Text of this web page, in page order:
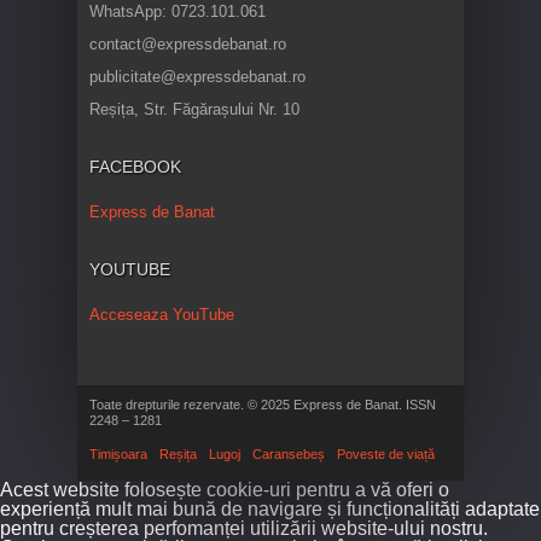
WhatsApp: 0723.101.061
contact@expressdebanat.ro
publicitate@expressdebanat.ro
Reșița, Str. Făgărașului Nr. 10
FACEBOOK
Express de Banat
YOUTUBE
Acceseaza YouTube
Toate drepturile rezervate. © 2025 Express de Banat. ISSN
2248 – 1281
Timișoara Reșița Lugoj Caransebeș Poveste de viață
Acest website folosește cookie-uri pentru a vă oferi o
experiență mult mai bună de navigare și funcționalități adaptate
pentru creșterea perfomanței utilizării website-ului nostru.